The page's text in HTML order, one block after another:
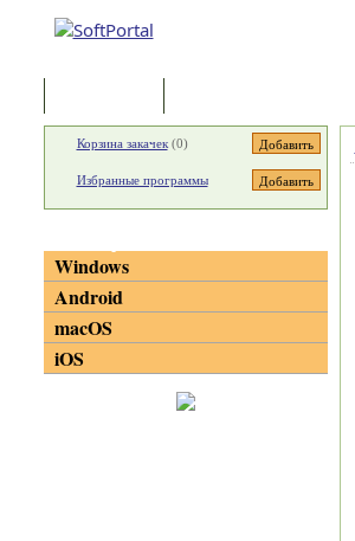
Корзина закачек(0)
Избранные программы
Windows
Android
macOS
iOS